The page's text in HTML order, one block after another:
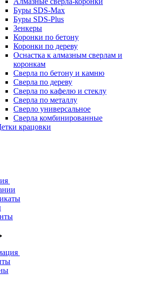
Буры SDS-Max
Буры SDS-Plus
Зенкеры
Коронки по бетону
Коронки по дереву
Оснастка к алмазным сверлам и
коронкам
Сверла по бетону и камню
Сверла по дереву
Сверла по кафелю и стеклу
Сверла по металлу
Сверло универсальное
Сверла комбинированные
крацовки